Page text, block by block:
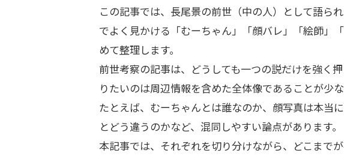
この記事では、長尾景の前世（中の人）として語ら
でよく見かける「むーちゃん」「顔バレ」「絵師」
めて整理します。
前世考察の記事は、どうしても一つの説だけを強く
りたいのは周辺情報を含めた全体像であることが少な
たとえば、むーちゃんとは誰なのか、顔写真は本当
とどう違うのかなど、混同しやすい論点があります。
本記事では、それぞれを切り分けながら、どこまで